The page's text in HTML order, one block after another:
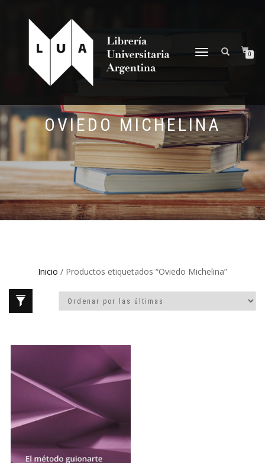
NAVEGACIÓN
0
OVIEDO MICHELINA
Inicio / Productos etiquetados “Oviedo Michelina”